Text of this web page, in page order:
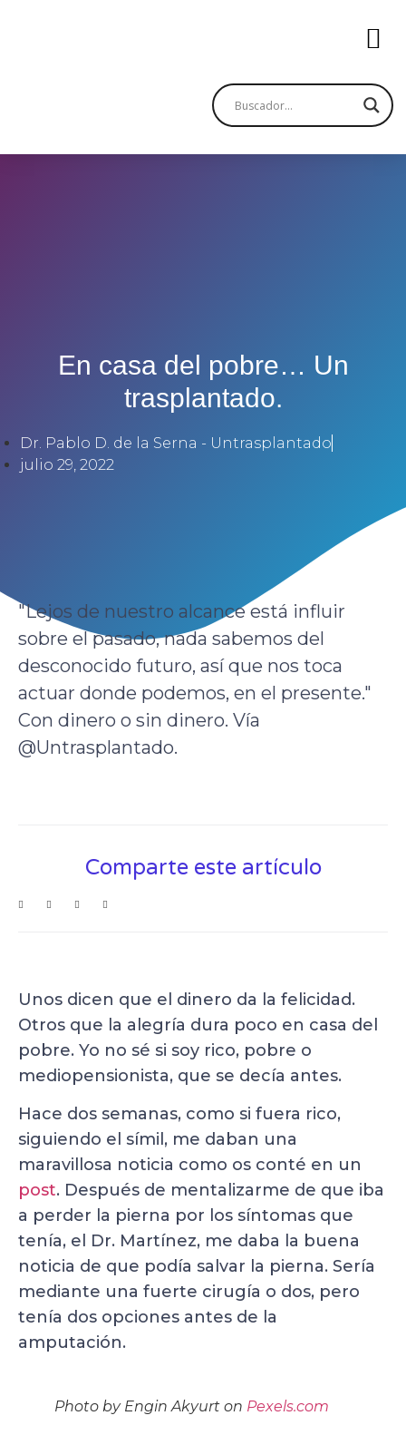
En casa del pobre… Un
trasplantado.
Dr. Pablo D. de la Serna - Untrasplantado
julio 29, 2022
"Lejos de nuestro alcance está influir
sobre el pasado, nada sabemos del
desconocido futuro, así que nos toca
actuar donde podemos, en el presente."
Con dinero o sin dinero. Vía
@Untrasplantado.
Comparte este artículo
Unos dicen que el dinero da la felicidad.
Otros que la alegría dura poco en casa del
pobre. Yo no sé si soy rico, pobre o
mediopensionista, que se decía antes.
Hace dos semanas, como si fuera rico,
siguiendo el símil, me daban una
maravillosa noticia como os conté en un
post. Después de mentalizarme de que iba
a perder la pierna por los síntomas que
tenía, el Dr. Martínez, me daba la buena
noticia de que podía salvar la pierna. Sería
mediante una fuerte cirugía o dos, pero
tenía dos opciones antes de la
amputación.
Photo by Engin Akyurt on Pexels.com